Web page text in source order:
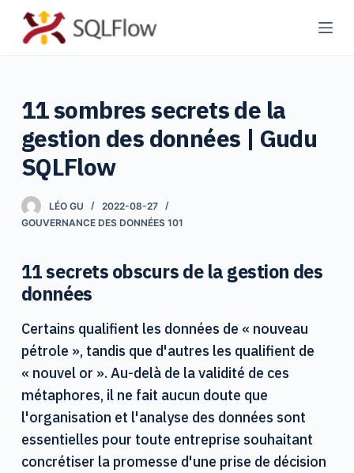
P
a
e
a
o
e
n
11 sombres secrets de la
gestion des données | Gudu
SQLFlow
LÉO GU
2022-08-27
GOUVERNANCE DES DONNÉES 101
11 secrets obscurs de la gestion des
données
Certains qualifient les données de « nouveau
pétrole », tandis que d'autres les qualifient de
« nouvel or ». Au-delà de la validité de ces
métaphores, il ne fait aucun doute que
l'organisation et l'analyse des données sont
essentielles pour toute entreprise souhaitant
concrétiser la promesse d'une prise de décision